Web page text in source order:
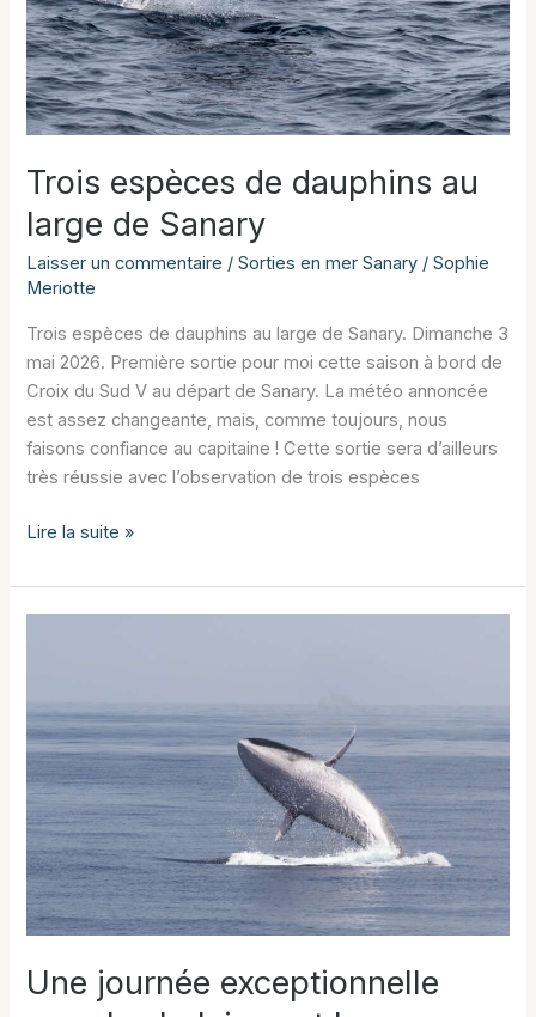
Trois espèces de dauphins au
large de Sanary
Laisser un commentaire /Sorties en mer Sanary /Sophie
Meriotte
Trois espèces de dauphins au large de Sanary. Dimanche 3
mai 2026. Première sortie pour moi cette saison à bord de
Croix du Sud V au départ de Sanary. La météo annoncée
est assez changeante, mais, comme toujours, nous
faisons confiance au capitaine ! Cette sortie sera d’ailleurs
très réussie avec l’observation de trois espèces
Trois
de
dauphins
Sanary
Lire la suite »
Une journée exceptionnelle